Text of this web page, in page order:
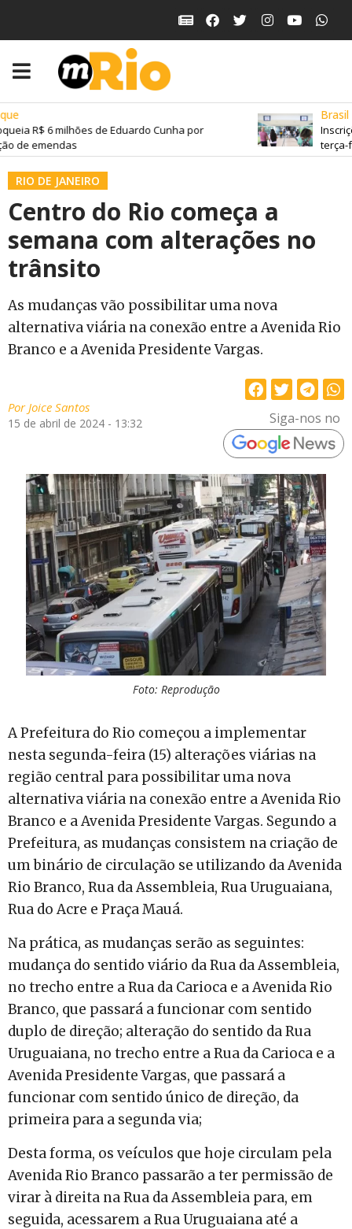
R$ 6 milhões de Eduardo Cunha por
de emendas
Brasil
terça-
RIO DE JANEIRO
Centro do Rio começa a
semana com alterações no
trânsito
As mudanças vão possibilitar uma nova
alternativa viária na conexão entre a Avenida Rio
Branco e a Avenida Presidente Vargas.
PorJoice Santos
15 de abril de 2024 - 13:32 Siga-nos no
Foto: Reprodução
A Prefeitura do Rio começou a implementar
nesta segunda-feira (15) alterações viárias na
região central para possibilitar uma nova
alternativa viária na conexão entre a Avenida Rio
Branco e a Avenida Presidente Vargas. Segundo a
Prefeitura, as mudanças consistem na criação de
um binário de circulação se utilizando da Avenida
Rio Branco, Rua da Assembleia, Rua Uruguaiana,
Rua do Acre e Praça Mauá.
Na prática, as mudanças serão as seguintes:
mudança do sentido viário da Rua da Assembleia,
no trecho entre a Rua da Carioca e a Avenida Rio
Branco, que passará a funcionar com sentido
duplo de direção; alteração do sentido da Rua
Uruguaiana, no trecho entre a Rua da Carioca e a
Avenida Presidente Vargas, que passará a
funcionar com sentido único de direção, da
primeira para a segunda via;
Desta forma, os veículos que hoje circulam pela
Avenida Rio Branco passarão a ter permissão de
virar à direita na Rua da Assembleia para, em
seguida, acessarem a Rua Uruguaiana até a